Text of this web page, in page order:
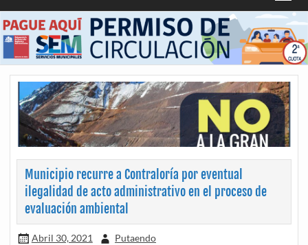
Municipio recurre a Contraloría por eventual
ilegalidad de acto administrativo en el proceso de
evaluación ambiental
Abril 30, 2021 Putaendo